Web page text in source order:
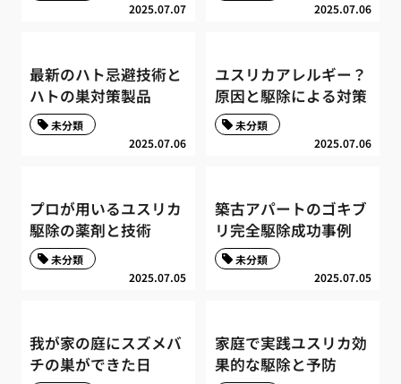
2025.07.07 2025.07.06
最新のハト忌避技術と
ハトの巣対策製品
2025.07.06
未分類
ユスリカアレルギー？
原因と駆除による対策
2025.07.06
未分類
プロが用いるユスリカ
駆除の薬剤と技術
2025.07.05
未分類
築古アパートのゴキブ
リ完全駆除成功事例
2025.07.05
未分類
我が家の庭にスズメバ
チの巣ができた日
家庭で実践ユスリカ効
果的な駆除と予防